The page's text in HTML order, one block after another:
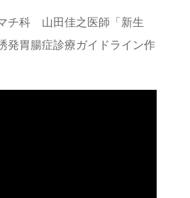
チ科 山田佳之医師「新生
発胃腸症診療ガイドライン作